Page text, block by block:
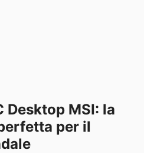
Desktop MSI: la
per il